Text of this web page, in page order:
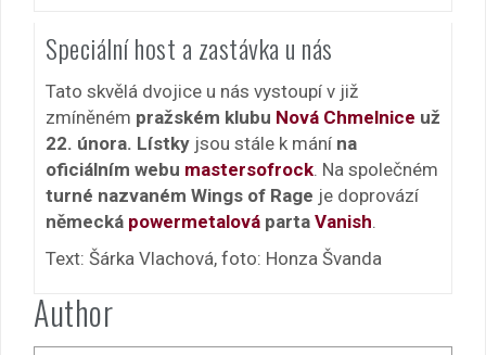
Speciální host a zastávka u nás
Tato skvělá dvojice u nás vystoupí v již
zmíněném pražském klubu Nová Chmelnice už
22. února. Lístky jsou stále k mání na
oficiálním webu mastersofrock . Na společném
turné nazvaném Wings of Rage je doprovází
německá powermetalová parta Vanish
Text: Šárka Vlachová, foto: Honza Švanda
Author